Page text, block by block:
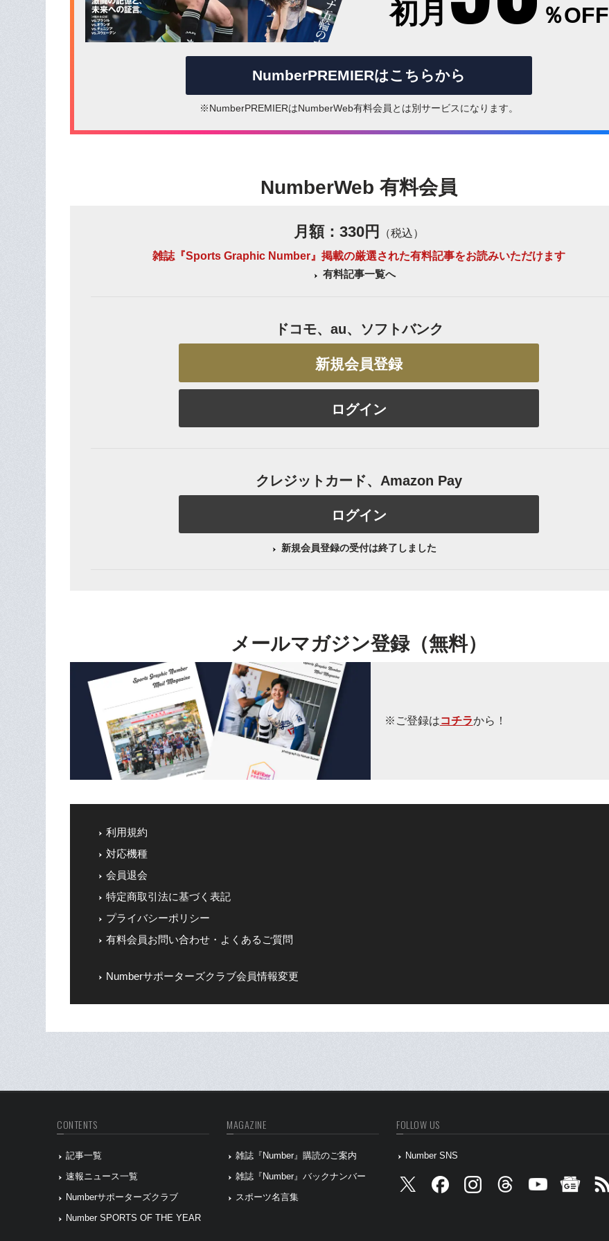
初月 ％OFF
NumberPREMIERはこちらから
※NumberPREMIERはNumberWeb有料会員とは別サービスになります。
NumberWeb 有料会員
月額：330円
（税込）
雑誌『Sports Graphic Number』掲載の厳選された有料記事をお読みいただけます
有料記事一覧へ
ドコモ、au、ソフトバンク
新規会員登録
ログイン
クレジットカード、Amazon Pay
ログイン
新規会員登録の受付は終了しました
メールマガジン登録（無料）
※ご登録はコチラから！
利用規約
対応機種
会員退会
特定商取引法に基づく表記
プライバシーポリシー
有料会員お問い合わせ・よくあるご質問
Numberサポーターズクラブ会員情報変更
CONTENTS
記事一覧
速報ニュース一覧
Numberサポーターズクラブ
Number SPORTS OF THE YEAR
MAGAZINE
雑誌『Number』購読のご案内
雑誌『Number』バックナンバー
スポーツ名言集
FOLLOW US
Number SNS